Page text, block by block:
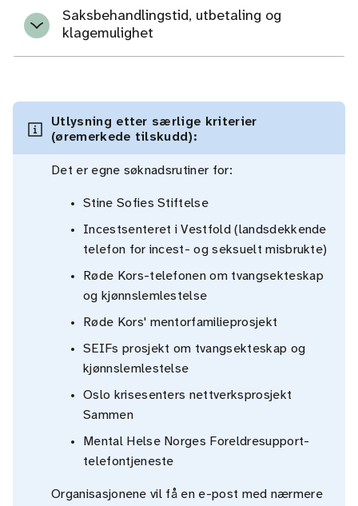
Saksbehandlingstid, utbetaling og
klagemulighet
Utlysning etter særlige kriterier
(øremerkede tilskudd):
Det er egne søknadsrutiner for:
Stine Sofies Stiftelse
Incestsenteret i Vestfold (landsdekkende
telefon for incest- og seksuelt misbrukte)
Røde Kors-telefonen om tvangsekteskap
og kjønnslemlestelse
Røde Kors' mentorfamilieprosjekt
SEIFs prosjekt om tvangsekteskap og
kjønnslemlestelse
Oslo krisesenters nettverksprosjekt
Sammen
Mental Helse Norges Foreldresupport-
telefontjeneste
Organisasjonene vil få en e-post med nærmere